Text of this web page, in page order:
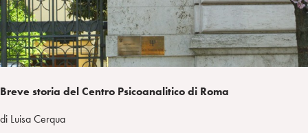
Breve storia del Centro Psicoanalitico di Roma
di Luisa Cerqua